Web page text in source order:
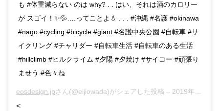
も #体重減らない のは why? . . はい、それは酒のカロリー
が スゴイ！✨💦….ってことよ💧 . . . #沖縄 #名護 #okinawa
#nago #cycling #bicycle #giant #名護中央公園 #自転車 #サ
イクリング #チャリダー #自転車生活 #自転車のある生活
#hillclimb #ヒルクライム #夕陽 #夕焼け #サイコー #頑張り
ませう #色々ね
eosdesign.jpさん(@eijiowada)がシェアした投稿 – 2019年Sep月24日am5時39分PDT
<